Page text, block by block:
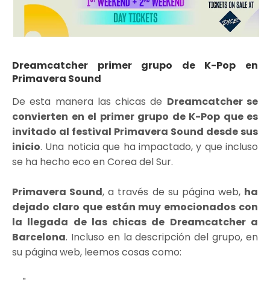
Dreamcatcher primer grupo de K-Pop en
Primavera Sound
De esta manera las chicas de Dreamcatcher se
convierten en el primer grupo de K-Pop que es
invitado al festival Primavera Sound desde sus
inicio. Una noticia que ha impactado, y que incluso
se ha hecho eco en Corea del Sur.
Primavera Sound, a través de su página web, ha
dejado claro que están muy emocionados con
la llegada de las chicas de Dreamcatcher a
Barcelona. Incluso en la descripción del grupo, en
su página web, leemos cosas como: